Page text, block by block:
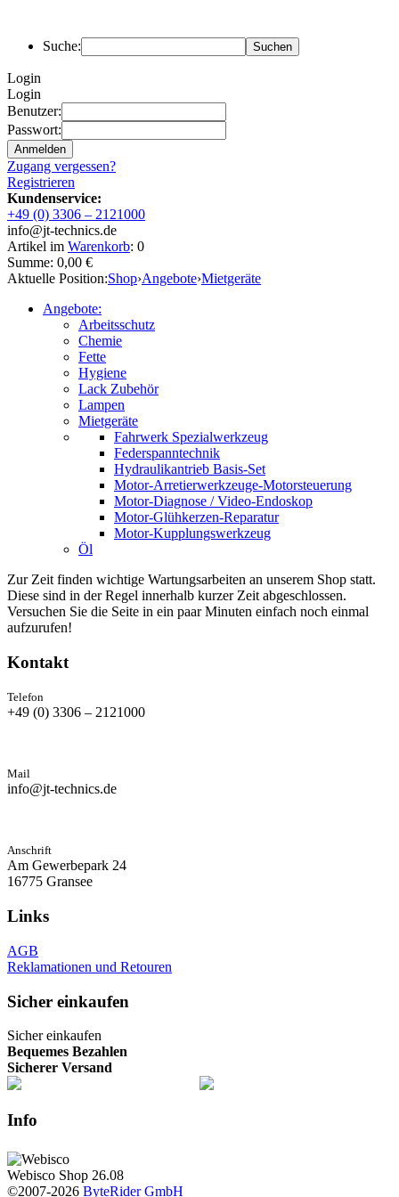
Suche:
Login
Login
Benutzer:
Passwort:
Zugang vergessen?
Registrieren
Kundenservice:
+49 (0) 3306 – 2121000
info@jt-technics.de
Artikel im Warenkorb: 0
Summe: 0,00 €
Aktuelle Position:Shop›Angebote›Mietgeräte
Angebote:
Arbeitsschutz
Chemie
Fette
Hygiene
Lack Zubehör
Lampen
Mietgeräte
Fahrwerk Spezialwerkzeug
Federspanntechnik
Hydraulikantrieb Basis-Set
Motor-Arretierwerkzeuge-Motorsteuerung
Motor-Diagnose / Video-Endoskop
Motor-Glühkerzen-Reparatur
Motor-Kupplungswerkzeug
Öl
Zur Zeit finden wichtige Wartungsarbeiten an unserem Shop statt.
Diese sind in der Regel innerhalb kurzer Zeit abgeschlossen.
Versuchen Sie die Seite in ein paar Minuten einfach noch einmal
aufzurufen!
Kontakt
Telefon
+49 (0) 3306 – 2121000
Mail
info@jt-technics.de
Anschrift
Am Gewerbepark 24
16775 Gransee
Links
AGB
Reklamationen und Retouren
Sicher einkaufen
Sicher einkaufen
Bequemes Bezahlen
Sicherer Versand
Info
Webisco Shop 26.08
©2007-2026 ByteRider GmbH